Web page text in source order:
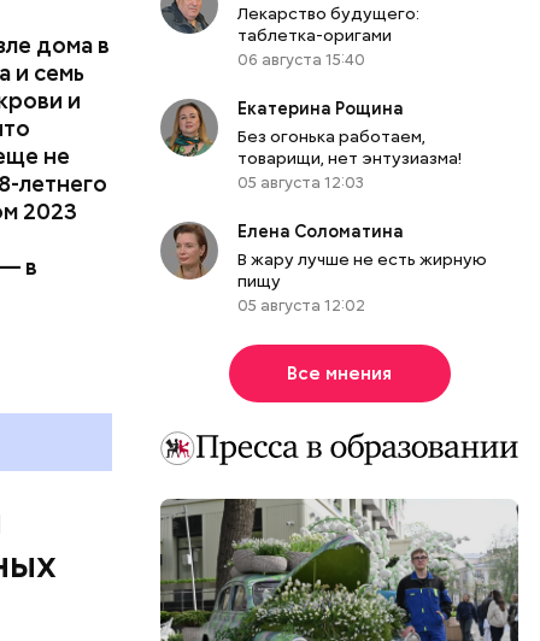
дома в
и семь
и
не
летнего
2023
в под
Лекарство будущего:
таблетка-оригами
06 августа 15:40
Екатерина Рощина
Без огонька работаем,
товарищи, нет энтузиазма!
05 августа 12:03
Елена Соломатина
В жару лучше не есть жирную
пищу
05 августа 12:02
Все мнения